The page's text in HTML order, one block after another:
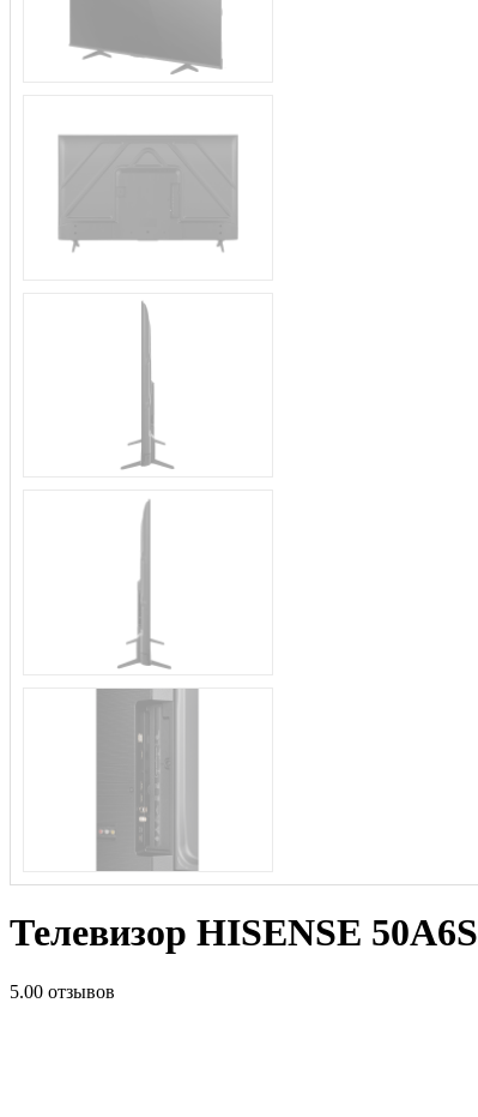
Телевизор HISENSE 50A6S
5.00 отзывов